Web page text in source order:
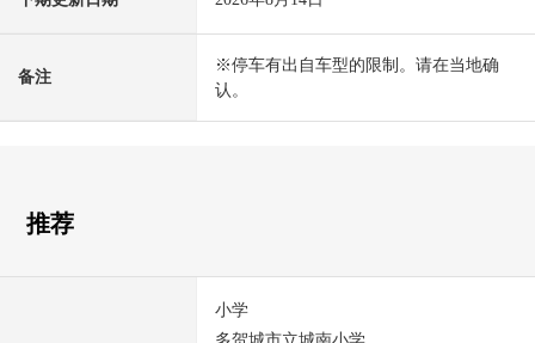
备注
※停车有出自车型的限制。请在当地确
认。
推荐
小学